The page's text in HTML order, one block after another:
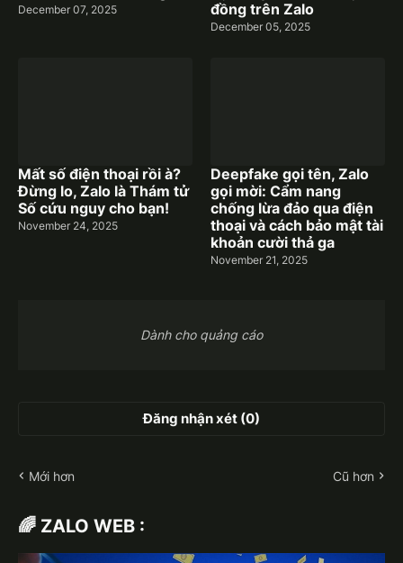
December 07, 2025
đồng trên Zalo
December 05, 2025
Mất số điện thoại rồi à?
Đừng lo, Zalo là Thám tử
Số cứu nguy cho bạn!
November 24, 2025
Deepfake gọi tên, Zalo
gọi mời: Cẩm nang
chống lừa đảo qua điện
thoại và cách bảo mật tài
khoản cười thả ga
November 21, 2025
Dành cho quảng cáo
Đăng nhận xét (0)
Mới hơn Cũ hơn
🌈 ZALO WEB :